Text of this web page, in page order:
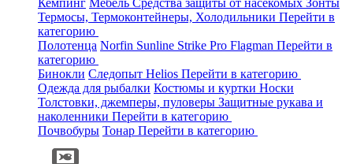
Кемпинг Мебель Средства защиты от насекомых Зонты
Термосы, Термоконтейнеры, Холодильники Перейти в
категорию
Полотенца Norfin Sunline Strike Pro Flagman Перейти в
категорию
Бинокли Следопыт Helios Перейти в категорию
Одежда для рыбалки Костюмы и куртки Носки
Толстовки, джемперы, пуловеры Защитные рукава и
наколенники Перейти в категорию
Почвобуры Тонар Перейти в категорию